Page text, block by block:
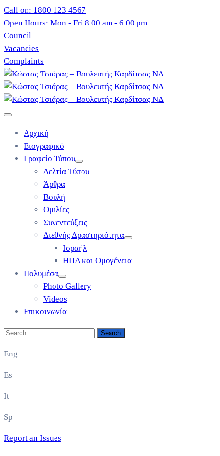
Call on: 1800 123 4567
Open Hours: Mon - Fri 8.00 am - 6.00 pm
Council
Vacancies
Complaints
Αρχική
Βιογραφικό
Γραφείο Τύπου
Δελτία Τύπου
Άρθρα
Βουλή
Ομιλίες
Συνεντεύξεις
Διεθνής Δραστηριότητα
Ισραήλ
ΗΠΑ και Ομογένεια
Πολυμέσα
Photo Gallery
Videos
Επικοινωνία
Eng
Es
It
Sp
Report an Issues